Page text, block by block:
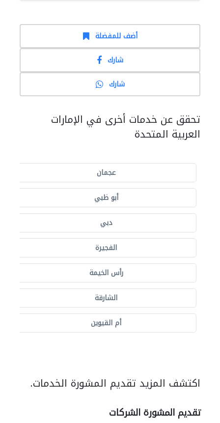
أضف للمفضلة
شارك
شارك
تحقق عن خدمات أخرى في الإمارات
العربية المتحدة
عجمان
أبو ظبي
دبي
الفجيرة
رأس الخيمة
الشارقة
أم القيوين
اكتشف المزيد تقديم المشورة الخدمات.
تقديم المشورة الشركات